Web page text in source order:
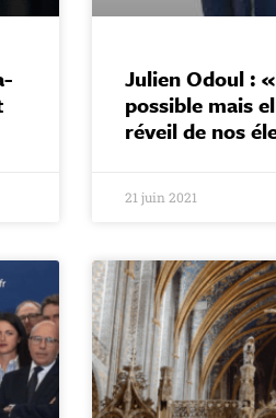
Julien Odoul :
possible mais
réveil de nos
21 juin 2021